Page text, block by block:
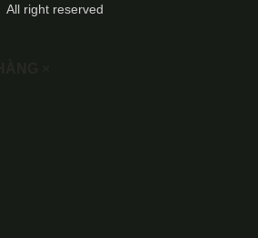
All right reserved